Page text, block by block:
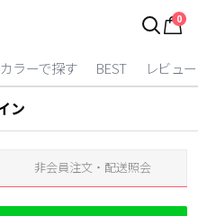
0
カラーで探す BEST レビュー
ン
非会員注文・配送照会